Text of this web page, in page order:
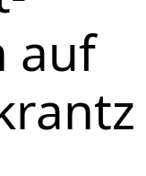
auf